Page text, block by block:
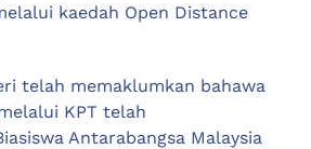
kaedah Open Distance
telah memaklumkan bahawa
KPT telah
Antarabangsa Malaysia